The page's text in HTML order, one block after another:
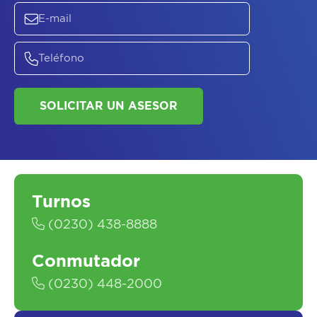
ASESORATE SOBREEL
SALUD
SOLICITAR UN ASESOR
Turnos
(0230) 438-8888
Conmutador
(0230) 448-2000